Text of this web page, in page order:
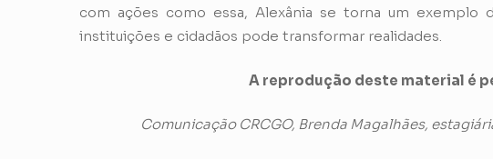
com ações como essa, Alexânia se torna um exemplo
instituições e cidadãos pode transformar realidades.
A reprodução deste material é
Comunicação CRCGO, Brenda Magalhães,